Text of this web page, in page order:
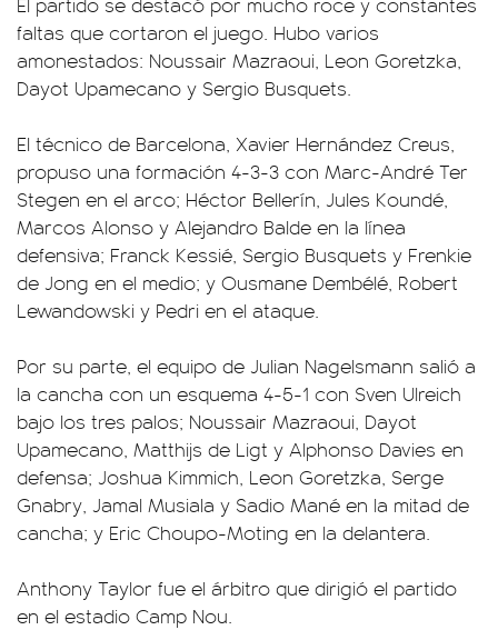
faltas que cortaron el juego. Hubo varios
amonestados: Noussair Mazraoui, Leon Goretzka,
Dayot Upamecano y Sergio Busquets.
El técnico de Barcelona, Xavier Hernández Creus,
propuso una formación 4-3-3 con Marc-André Ter
Stegen en el arco; Héctor Bellerín, Jules Koundé,
Marcos Alonso y Alejandro Balde en la línea
defensiva; Franck Kessié, Sergio Busquets y Frenkie
de Jong en el medio; y Ousmane Dembélé, Robert
Lewandowski y Pedri en el ataque.
Por su parte, el equipo de Julian Nagelsmann salió a
la cancha con un esquema 4-5-1 con Sven Ulreich
bajo los tres palos; Noussair Mazraoui, Dayot
Upamecano, Matthijs de Ligt y Alphonso Davies en
defensa; Joshua Kimmich, Leon Goretzka, Serge
Gnabry, Jamal Musiala y Sadio Mané en la mitad de
cancha; y Eric Choupo-Moting en la delantera.
Anthony Taylor fue el árbitro que dirigió el partido
en el estadio Camp Nou.